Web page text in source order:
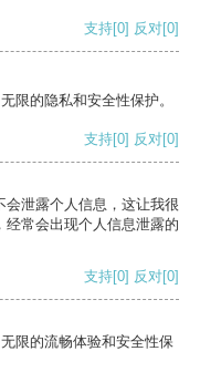
支持[0] 反对[0]
限的隐私和安全性保护。
支持[0] 反对[0]
泄露个人信息，这让我很
常会出现个人信息泄露的
支持[0] 反对[0]
限的流畅体验和安全性保